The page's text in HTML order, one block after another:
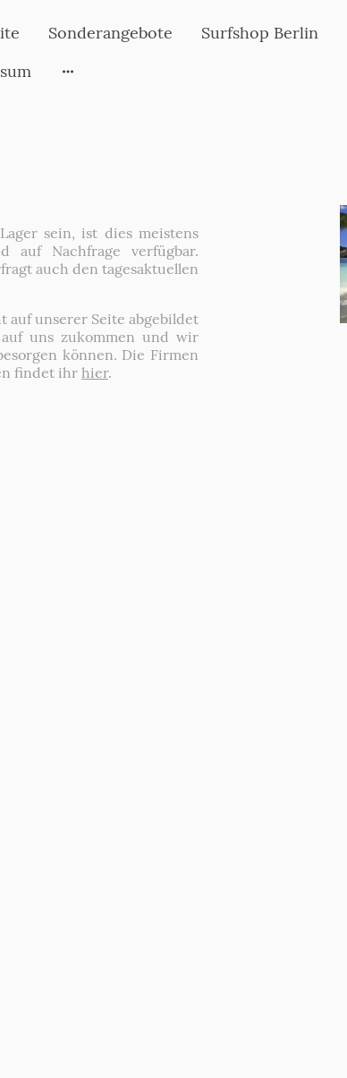
Sonderangebote Surfshop Berlin
sein, ist dies meistens
auf Nachfrage verfügbar.
auch den tagesaktuellen
auf unserer Seite abgebildet
uns zukommen und wir
können. Die Firmen
findet ihr hier.